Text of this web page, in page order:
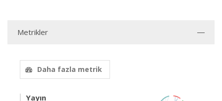
Metrikler
Daha fazla metrik
Yayın